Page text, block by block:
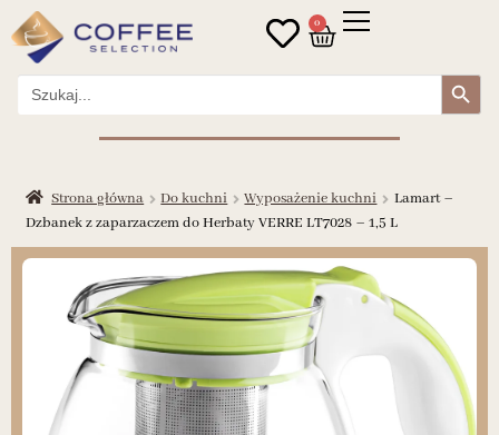
0
Search
for:
Search Button
Strona główna Do kuchni Wyposażenie kuchni
Lamart –
Dzbanek z zaparzaczem do Herbaty VERRE LT7028 – 1,5 L